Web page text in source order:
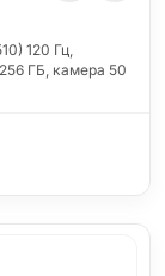
120 Гц,
ГБ, камера 50